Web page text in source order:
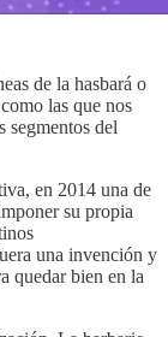
de la hasbará o
las que nos
segmentos del
en 2014 una de
su propia
una invención y
quedar bien en la